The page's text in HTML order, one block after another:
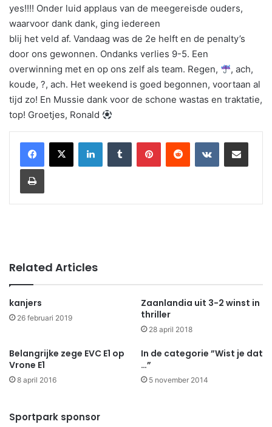
yes!!!! Onder luid applaus van de meegereisde ouders,
waarvoor dank dank, ging iedereen
blij het veld af. Vandaag was de 2e helft en de penalty’s
door ons gewonnen. Ondanks verlies 9-5. Een
overwinning met en op ons zelf als team. Regen,
, ach,
koude, ?, ach. Het weekend is goed begonnen, voortaan al
tijd zo! En Mussie dank voor de schone wastas en traktatie,
top! Groetjes, Ronald
LinkedInTumblr PinterestReddit VKontakteShare via Email
Print
Related Articles
kanjers
26 februari 2019
Zaanlandia uit 3-2 winst in
thriller
28 april 2018
Belangrijke zege EVC E1 op
Vrone E1
8 april 2016
In de categorie ”Wist je dat
…”
5 november 2014
Sportpark sponsor